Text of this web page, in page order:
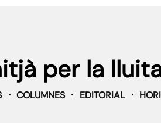
per la
COLUMNES EDITORIAL